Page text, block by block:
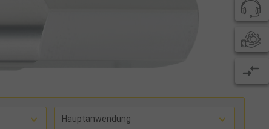
Hauptanwendung